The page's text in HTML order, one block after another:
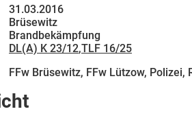
31.03.2016
Brüsewitz
Brandbekämpfung
DL(A) K 23/12,TLF 16/25
FFw Brüsewitz, FFw Lützow, Polizei,